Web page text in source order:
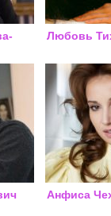
Любовь
Анфиса